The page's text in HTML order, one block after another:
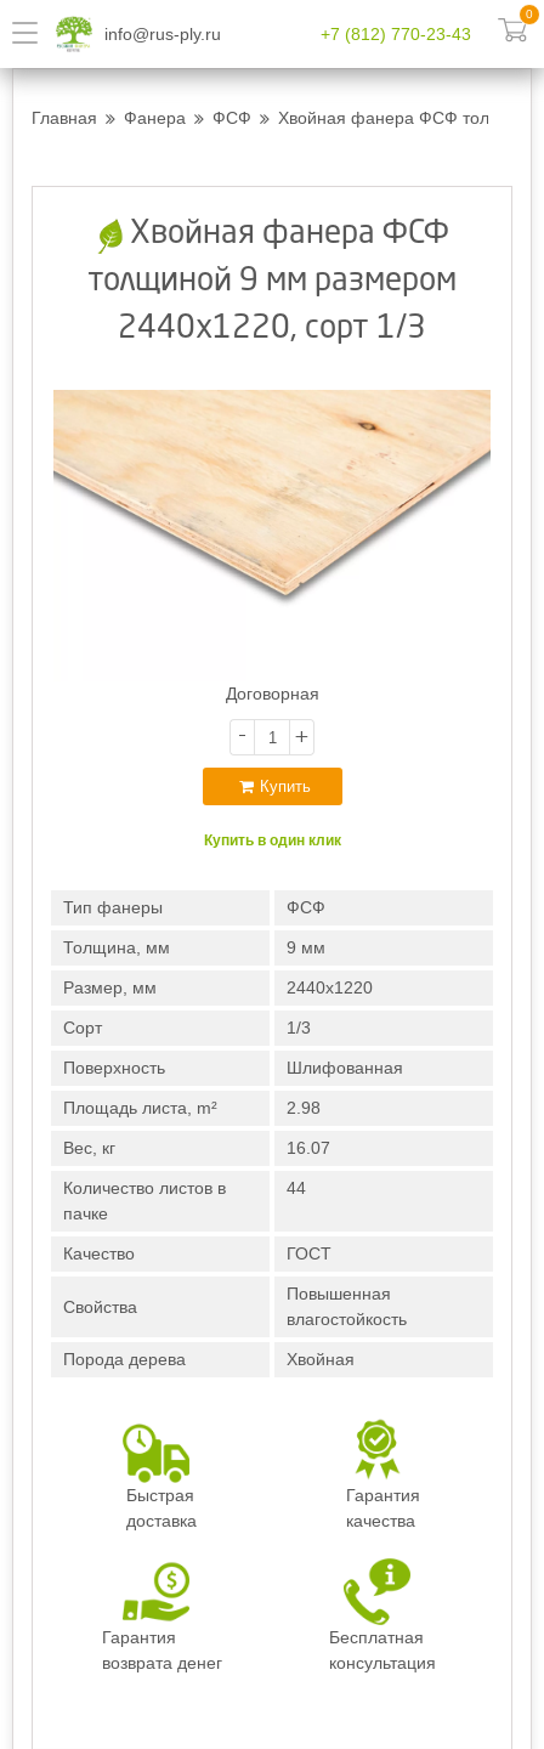
info@rus-ply.ru +7 (812) 770-23-43
0
Главная Фанера ФСФ Хвойная фанера ФСФ
Хвойная фанера ФСФ
толщиной 9 мм размером
2440х1220, сорт 1/3
Договорная
- +
Купить
Купить в один клик
Тип фанеры ФСФ
Толщина, мм 9 мм
Размер, мм 2440х1220
Сорт 1/3
Поверхность Шлифованная
Площадь листа, m² 2.98
Вес, кг 16.07
Количество листов в
пачке
44
Качество ГОСТ
Свойства
Повышенная
влагостойкость
Порода дерева Хвойная
Быстрая
доставка
Гарантия
качества
Гарантия
возврата денег
Бесплатная
консультация